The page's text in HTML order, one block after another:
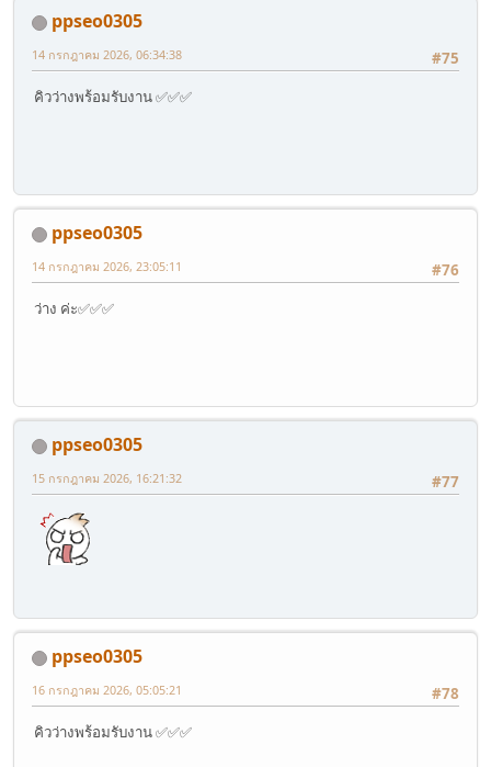
ppseo0305
#75
14 กรกฎาคม 2026, 06:34:38
คิวว่างพร้อมรับงาน ✅✅✅
ppseo0305
#76
14 กรกฎาคม 2026, 23:05:11
ว่าง ค่ะ✅✅✅
ppseo0305
#77
15 กรกฎาคม 2026, 16:21:32
ppseo0305
#78
16 กรกฎาคม 2026, 05:05:21
คิวว่างพร้อมรับงาน ✅✅✅